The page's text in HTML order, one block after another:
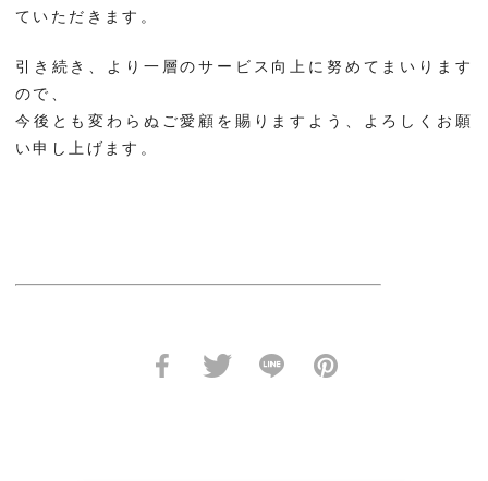
ていただきます。
引き続き、より一層のサービス向上に努めてまいります
ので、
今後とも変わらぬご愛顧を賜りますよう、よろしくお願
い申し上げます。